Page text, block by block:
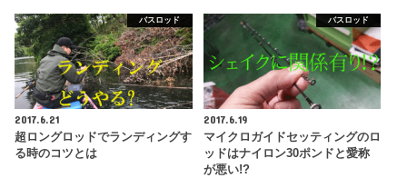
バスロッド
2017.6.21
超ロングロッドでランディングす
る時のコツとは
バスロッド
2017.6.19
マイクロガイドセッティングのロ
ッドはナイロン30ポンドと愛称
が悪い!?